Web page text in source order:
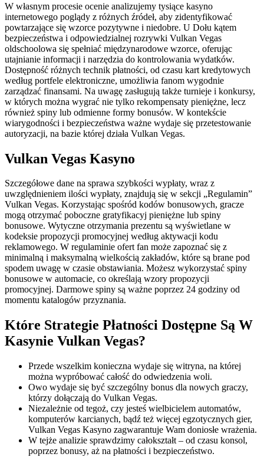
W własnym procesie ocenie analizujemy tysiące kasyno
internetowego poglądy z różnych źródeł, aby zidentyfikować
powtarzające się wzorce pozytywne i niedobre. U Dołu kątem
bezpieczeństwa i odpowiedzialnej rozrywki Vulkan Vegas
oldschoolowa się spełniać międzynarodowe wzorce, oferując
utajnianie informacji i narzędzia do kontrolowania wydatków.
Dostępność różnych technik płatności, od czasu kart kredytowych
według portfele elektroniczne, umożliwia fanom wygodnie
zarządzać finansami. Na uwagę zasługują także turnieje i konkursy,
w których można wygrać nie tylko rekompensaty pieniężne, lecz
również spiny lub odmienne formy bonusów. W kontekście
wiarygodności i bezpieczeństwa ważne wydaje się przetestowanie
autoryzacji, na bazie której działa Vulkan Vegas.
Vulkan Vegas Kasyno
Szczegółowe dane na sprawa szybkości wypłaty, wraz z
uwzględnieniem ilości wypłaty, znajdują się w sekcji „Regulamin”
Vulkan Vegas. Korzystając spośród kodów bonusowych, gracze
mogą otrzymać poboczne gratyfikacyj pieniężne lub spiny
bonusowe. Wytyczne otrzymania prezentu są wyświetlane w
kodeksie propozycji promocyjnej według aktywacji kodu
reklamowego. W regulaminie ofert fan może zapoznać się z
minimalną i maksymalną wielkością zakładów, które są brane pod
spodem uwagę w czasie obstawiania. Możesz wykorzystać spiny
bonusowe w automacie, co określają wzory propozycji
promocyjnej. Darmowe spiny są ważne poprzez 24 godziny od
momentu katalogów przyznania.
Które Strategie Płatności Dostępne Są W
Kasynie Vulkan Vegas?
Przede wszelkim konieczna wydaje się witryna, na której
można wypróbować całość do odwiedzenia woli.
Owo wydaje się być szczególny bonus dla nowych graczy,
którzy dołączają do Vulkan Vegas.
Niezależnie od tegoż, czy jesteś wielbicielem automatów,
komputerów karcianych, bądź też więcej egzotycznych gier,
Vulkan Vegas Kasyno zagwarantuje Wam doniosłe wrażenia.
W tejże analizie sprawdzimy całokształt – od czasu konsol,
poprzez bonusy, aż na płatności i bezpieczeństwo.